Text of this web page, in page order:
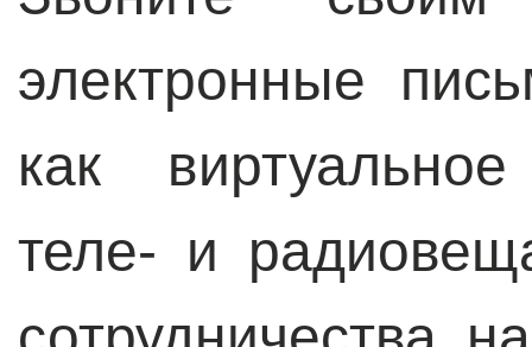
электронные
как
теле- и